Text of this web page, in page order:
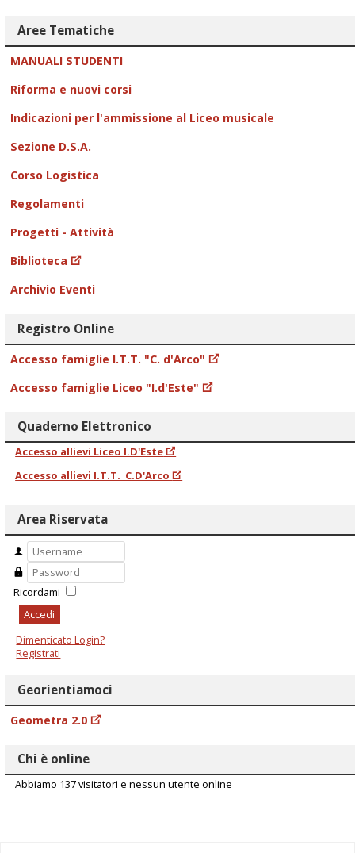
Aree Tematiche
MANUALI STUDENTI
Riforma e nuovi corsi
Indicazioni per l'ammissione al Liceo musicale
Sezione D.S.A.
Corso Logistica
Regolamenti
Progetti - Attività
Biblioteca
Archivio Eventi
Registro Online
Accesso famiglie I.T.T. "C. d'Arco"
Accesso famiglie Liceo "I.d'Este"
Quaderno Elettronico
Accesso allievi Liceo I.D'Este
Accesso allievi I.T.T. C.D'Arco
Area Riservata
Ricordami
Accedi
Dimenticato Login?
Registrati
Georientiamoci
Geometra 2.0
Chi è online
Abbiamo 137 visitatori e nessun utente online